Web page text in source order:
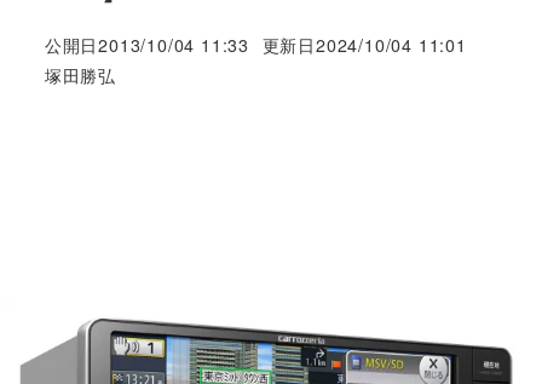
公開日2013/10/04 11:33 更新日2024/10/04 11:01
著
塚田勝弘